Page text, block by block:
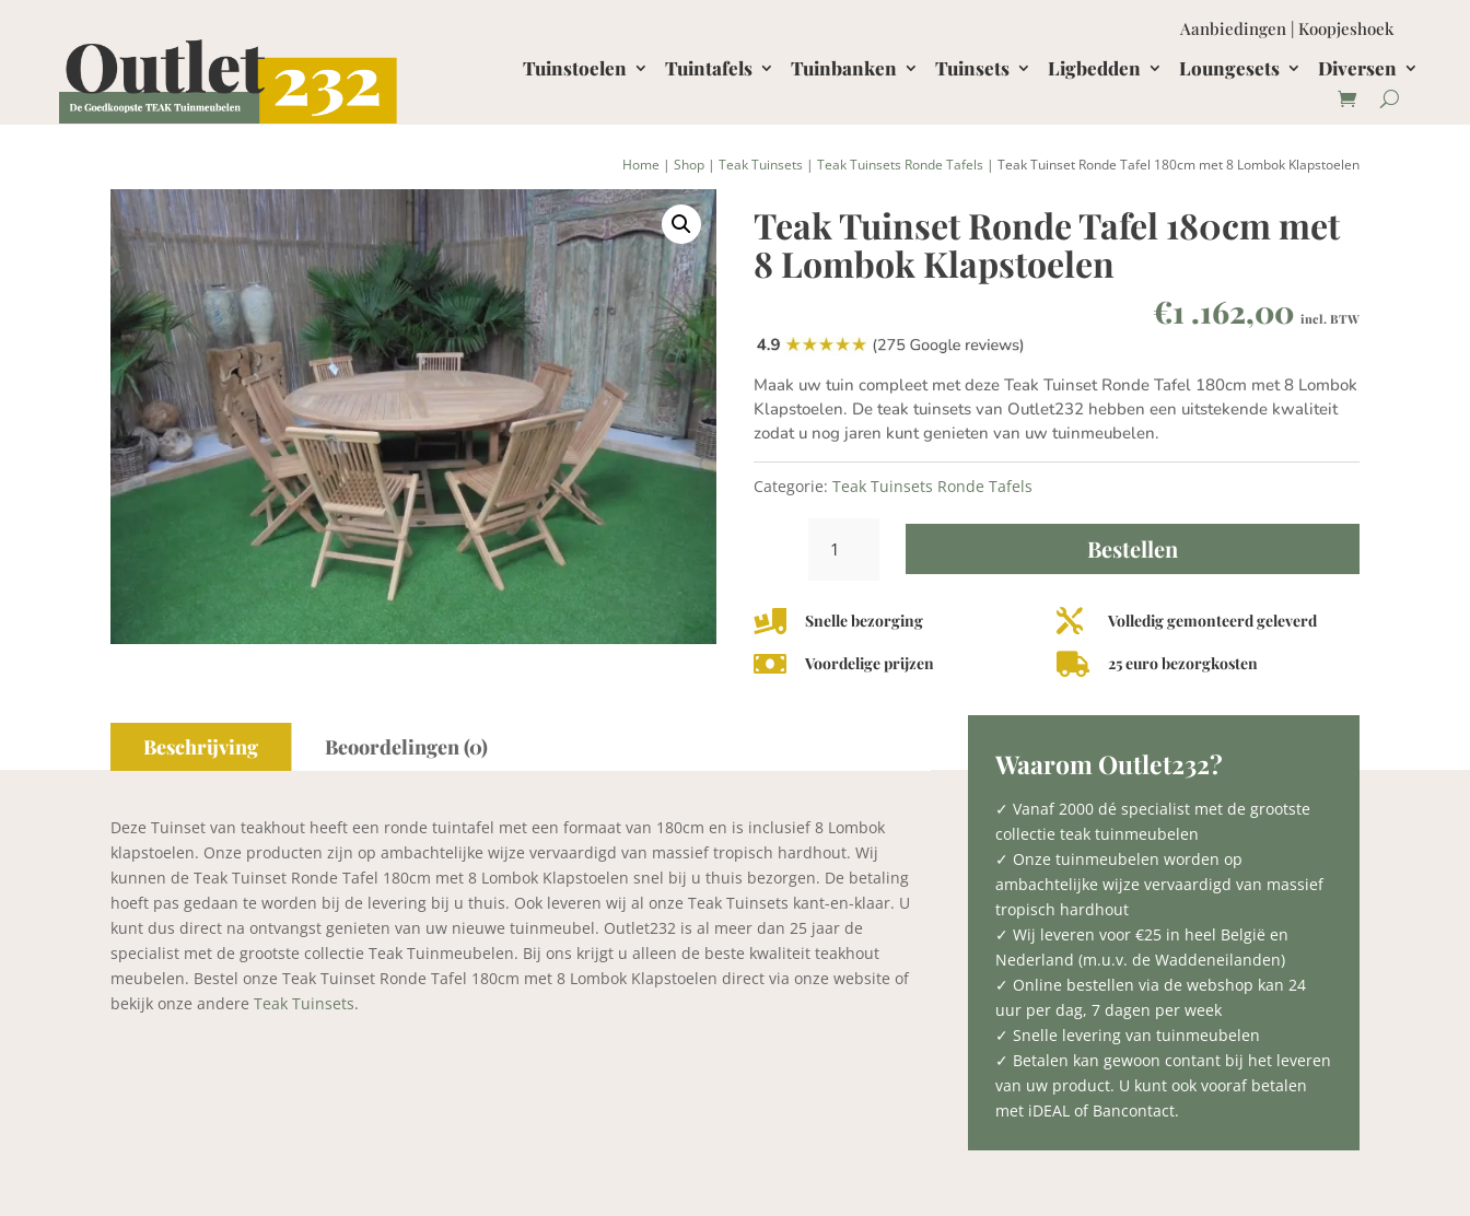
Aanbiedingen| Koopjeshoek
Tuinstoelen Tuintafels Tuinbanken Tuinsets Ligbedden Loungesets Diversen
Home |Shop |Teak Tuinsets |Teak Tuinsets Ronde Tafels | Teak Tuinset Ronde Tafel 180cm met 8 Lombok Klapstoelen
Teak Tuinset Ronde Tafel 180cm met
8 Lombok Klapstoelen
€1 .162,00 incl. BTW
Maak uw tuin compleet met deze Teak Tuinset Ronde Tafel 180cm met 8 Lombok
Klapstoelen. De teak tuinsets van Outlet232 hebben een uitstekende kwaliteit
zodat u nog jaren kunt genieten van uw tuinmeubelen.
Categorie:Teak Tuinsets Ronde Tafels
Tuinset
180cm
met
Bestellen
 Snelle bezorging
 Voordelige prijzen
 Volledig gemonteerd geleverd
 25 euro bezorgkosten
Beschrijving Beoordelingen (0)
Deze Tuinset van teakhout heeft een ronde tuintafel met een formaat van 180cm en is inclusief 8 Lombok
klapstoelen. Onze producten zijn op ambachtelijke wijze vervaardigd van massief tropisch hardhout. Wij
kunnen de Teak Tuinset Ronde Tafel 180cm met 8 Lombok Klapstoelen snel bij u thuis bezorgen. De betaling
hoeft pas gedaan te worden bij de levering bij u thuis. Ook leveren wij al onze Teak Tuinsets kant-en-klaar. U
kunt dus direct na ontvangst genieten van uw nieuwe tuinmeubel. Outlet232 is al meer dan 25 jaar de
specialist met de grootste collectie Teak Tuinmeubelen. Bij ons krijgt u alleen de beste kwaliteit teakhout
meubelen. Bestel onze Teak Tuinset Ronde Tafel 180cm met 8 Lombok Klapstoelen direct via onze website of
bekijk onze andere Teak Tuinsets.
Waarom Outlet232?
✓ Vanaf 2000 dé specialist met de grootste
collectie teak tuinmeubelen
✓ Onze tuinmeubelen worden op
ambachtelijke wijze vervaardigd van massief
tropisch hardhout
✓ Wij leveren voor €25 in heel België en
Nederland (m.u.v. de Waddeneilanden)
✓ Online bestellen via de webshop kan 24
uur per dag, 7 dagen per week
✓ Snelle levering van tuinmeubelen
✓ Betalen kan gewoon contant bij het leveren
van uw product. U kunt ook vooraf betalen
met iDEAL of Bancontact.